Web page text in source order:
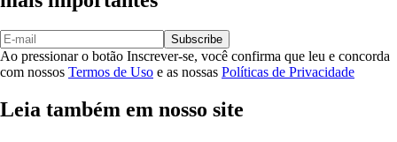
Subscribe
Ao pressionar o botão Inscrever-se, você confirma que leu e concorda
com nossos Termos de Uso e as nossas Políticas de Privacidade
Leia também em nosso site